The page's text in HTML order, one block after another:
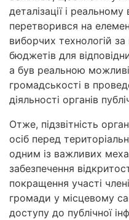
деталізації і
перетворився на
виборчих технологій
бюджетів для
а був реальною
громадськості в
діяльності органів
Отже, підзвітність
осіб перед
одним із важливих
забезпечення
покращення участі
громади у місцевому
доступу до публічної